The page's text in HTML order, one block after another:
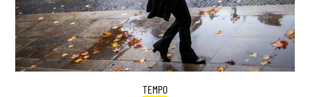
TEMPO